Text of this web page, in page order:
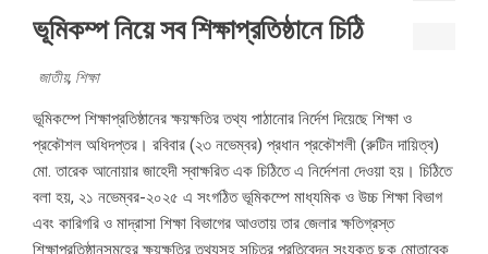
ভূমিকম্প নিয়ে সব শিক্ষাপ্রতিষ্ঠানে চিঠি
জাতীয়, শিক্ষা
ভূমিকম্পে শিক্ষাপ্রতিষ্ঠানের ক্ষয়ক্ষতির তথ্য পাঠানোর নির্দেশ দিয়েছে শিক্ষা ও
প্রকৌশল অধিদপ্তর। রবিবার (২৩ নভেম্বর) প্রধান প্রকৌশলী (রুটিন দায়িত্ব)
মো. তারেক আনোয়ার জাহেদী স্বাক্ষরিত এক চিঠিতে এ নির্দেশনা দেওয়া হয়। চিঠিতে
বলা হয়, ২১ নভেম্বর-২০২৫ এ সংগঠিত ভূমিকম্পে মাধ্যমিক ও উচ্চ শিক্ষা বিভাগ
এবং কারিগরি ও মাদ্রাসা শিক্ষা বিভাগের আওতায় তার জেলার ক্ষতিগ্রস্ত
শিক্ষাপ্রতিষ্ঠানসমূহের ক্ষয়ক্ষতির তথ্যসহ সচিত্র প্রতিবেদন সংযুক্ত ছক মোতাবেক